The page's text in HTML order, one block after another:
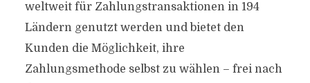
weltweit für Zahlungstransaktionen in 194
Ländern genutzt werden und bietet den
Kunden die Möglichkeit, ihre
Zahlungsmethode selbst zu wählen – frei nach